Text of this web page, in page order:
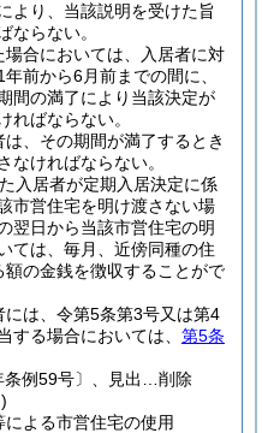
より、当該説明を受けた旨
ならない。
合においては、入居者に対
前から6月前までの間に、
間の満了により当該決定が
ればならない。
、その期間が満了するとき
なければならない。
入居者が定期入居決定に係
市営住宅を明け渡さない場
翌日から当該市営住宅の明
ては、毎月、近傍同種の住
の金銭を徴収することがで
は、令第5条第3号又は第4
する場合においては、 第5条
例59号〕、見出…削除
よる市営住宅の使用